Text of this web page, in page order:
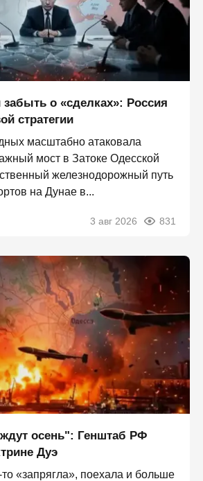
о «сделках»: Россия
стратегии
масштабно атаковала
мост в Затоке Одесской
железнодорожный путь
на Дунае в...
3 авг 2026 831
осень": Генштаб РФ
Дуэ
«запрягла», поехала и больше